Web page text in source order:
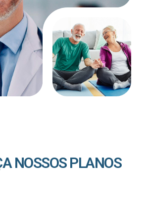
NOSSOS PLANOS